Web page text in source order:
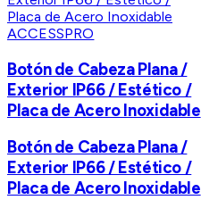
ACCESSPRO
Botón de Cabeza Plana /
Exterior IP66 / Estético /
Placa de Acero Inoxidable
Botón de Cabeza Plana /
Exterior IP66 / Estético /
Placa de Acero Inoxidable